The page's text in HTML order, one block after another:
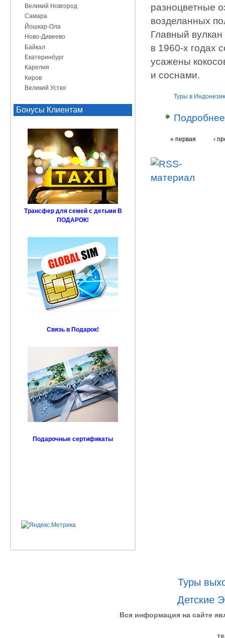
разноцветные
возделанных
Главный
в 1960-х годах
усажены
и соснами.
Туры в
Подробнее
« первая ‹
Великий Новгород
Самара
Йошкар-Ола
Ново-Дивеево
Байкал
Екатеринбург
Карелия
Киров
Великий Устюг
Бонусы Клиентам
Трансфер для семей с детьми В
ПОДАРОК!
Связь в Подарок!
Подарочные сертификаты
Туры
Детские
Вся информация на сайте